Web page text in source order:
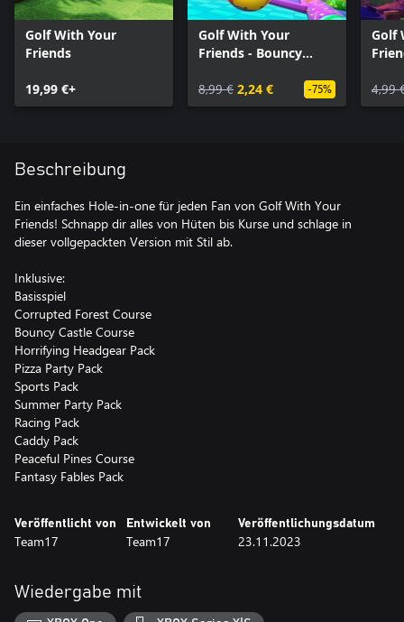
Golf With Your
Friends
19,99 €+
Golf With Your
Friends - Bouncy
8,99 € 2,24 € -75%
Golf
4,99
Beschreibung
Ein einfaches Hole-in-one für jeden Fan von Golf With Your
Friends! Schnapp dir alles von Hüten bis Kurse und schlage in
dieser vollgepackten Version mit Stil ab.
Inklusive:
Basisspiel
Corrupted Forest Course
Bouncy Castle Course
Horrifying Headgear Pack
Pizza Party Pack
Sports Pack
Summer Party Pack
Racing Pack
Caddy Pack
Peaceful Pines Course
Fantasy Fables Pack
Veröffentlicht von
Team17
Entwickelt von
Team17
Veröffentlichungsdatum
23.11.2023
Wiedergabe mit